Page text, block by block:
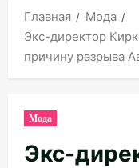
Главная
Мода
Экс-директор
причину разрыва
Мода
Экс-